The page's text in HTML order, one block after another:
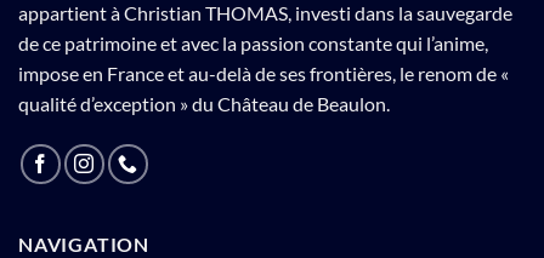
appartient à Christian THOMAS, investi dans la sauvegarde
de ce patrimoine et avec la passion constante qui l’anime,
impose en France et au-delà de ses frontières, le renom de «
qualité d’exception » du Château de Beaulon.
NAVIGATION